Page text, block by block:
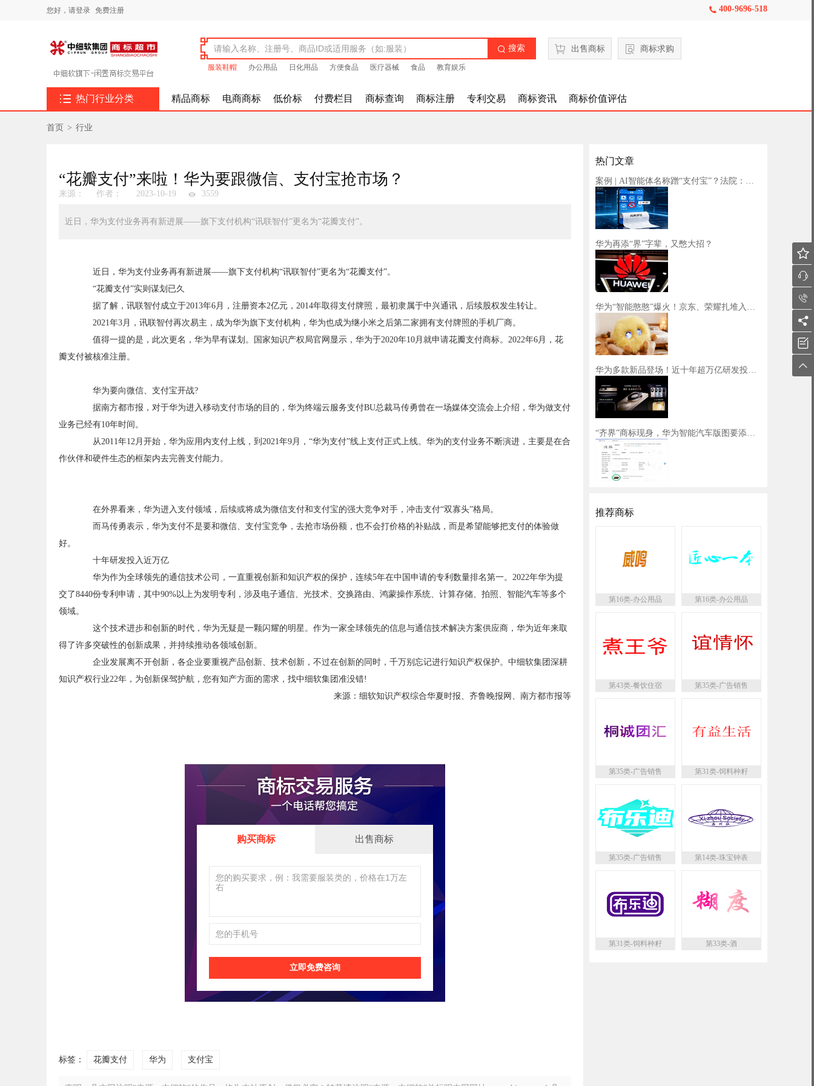
您好， 请登录 免费注册  400-9696-518
 搜索
服装鞋帽 办公用品 日化用品 方便食品 医疗器械 食品 教育娱乐
出售商标 商标求购
 热门行业分类 精品商标 电商商标 低价标 付费栏目 商标查询 商标注册 专利交易 商标资讯 商标价值评估
首页 > 行业
“花瓣支付”来啦！华为要跟微信、支付宝抢市场？
来源： 作者： 2023-10-19 3559
近日，华为支付业务再有新进展——旗下支付机构“讯联智付”更名为“花瓣支付”。
近日，华为支付业务再有新进展——旗下支付机构“讯联智付”更名为“花瓣支付”。
“花瓣支付”实则谋划已久
据了解，讯联智付成立于2013年6月，注册资本2亿元，2014年取得支付牌照，最初隶属于中兴通讯，后续股权发生转让。
2021年3月，讯联智付再次易主，成为华为旗下支付机构，华为也成为继小米之后第二家拥有支付牌照的手机厂商。
值得一提的是，此次更名，华为早有谋划。国家知识产权局官网显示，华为于2020年10月就申请花瓣支付商标。2022年6月，花
瓣支付被核准注册。
华为要向微信、支付宝开战?
据南方都市报，对于华为进入移动支付市场的目的，华为终端云服务支付BU总裁马传勇曾在一场媒体交流会上介绍，华为做支付
业务已经有10年时间。
从2011年12月开始，华为应用内支付上线，到2021年9月，“华为支付”线上支付正式上线。华为的支付业务不断演进，主要是在合
作伙伴和硬件生态的框架内去完善支付能力。
在外界看来，华为进入支付领域，后续或将成为微信支付和支付宝的强大竞争对手，冲击支付“双寡头”格局。
而马传勇表示，华为支付不是要和微信、支付宝竞争，去抢市场份额，也不会打价格的补贴战，而是希望能够把支付的体验做
好。
十年研发投入近万亿
华为作为全球领先的通信技术公司，一直重视创新和知识产权的保护，连续5年在中国申请的专利数量排名第一。2022年华为提
交了8440份专利申请，其中90%以上为发明专利，涉及电子通信、光技术、交换路由、鸿蒙操作系统、计算存储、拍照、智能汽车等多个
领域。
这个技术进步和创新的时代，华为无疑是一颗闪耀的明星。作为一家全球领先的信息与通信技术解决方案供应商，华为近年来取
得了许多突破性的创新成果，并持续推动各领域创新。
企业发展离不开创新，各企业要重视产品创新、技术创新，不过在创新的同时，千万别忘记进行知识产权保护。中细软集团深耕
知识产权行业22年，为创新保驾护航，您有知产方面的需求，找中细软集团准没错!
来源：细软知识产权综合华夏时报、齐鲁晚报网、南方都市报等
购买商标 出售商标
立即免费咨询
标签： 花瓣支付 华为 支付宝
热门文章
案例 | AI智能体名称蹭“支付宝”？法院：构成商标侵权！
华为再添“界”字辈，又憋大招？
华为“智能憨憨”爆火！京东、荣耀扎堆入局，知识产权布局成关键！
华为多款新品登场！近十年超万亿研发投入成果斐然
“齐界”商标现身，华为智能汽车版图要添新“界”了吗？
推荐商标
第16类-办公用品 第16类-办公用品
第43类-餐饮住宿 第35类-广告销售
第35类-广告销售 第31类-饲料种籽
第35类-广告销售 第14类-珠宝钟表
第31类-饲料种籽 第33类-酒





